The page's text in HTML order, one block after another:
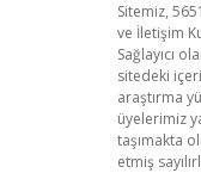
Sitemiz,
ve İletişim
Sağlayıcı
sitedeki
araştırma
üyelerimiz
taşımakta
etmiş